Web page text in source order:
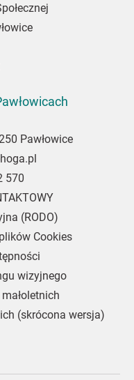
Pawłowice
570
(RODO)
Cookies
wizyjnego
(skrócona wersja)